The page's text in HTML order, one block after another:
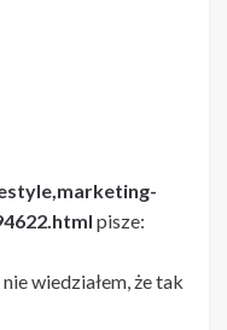
pisze:
wiedziałem, że tak